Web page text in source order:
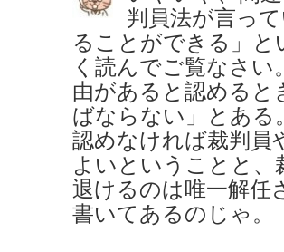
判員法が言っ
ることができる」
く読んでご覧なさ
由があると認める
ばならない」とある
認めなければ裁判員
よいということと、
退けるのは唯一解任
書いてあるのじゃ。